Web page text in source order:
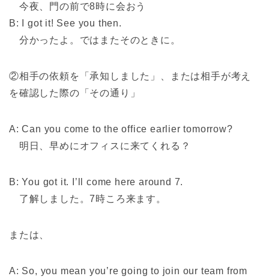
今夜、門の前で8時に会おう
B: I got it! See you then.
分かったよ。ではまたそのときに。
②相手の依頼を「承知しました」、または相手が考え
を確認した際の「その通り」
A: Can you come to the office earlier tomorrow?
明日、早めにオフィスに来てくれる？
B: You got it. I’ll come here around 7.
了解しました。7時ころ来ます。
または、
A: So, you mean you’re going to join our team from